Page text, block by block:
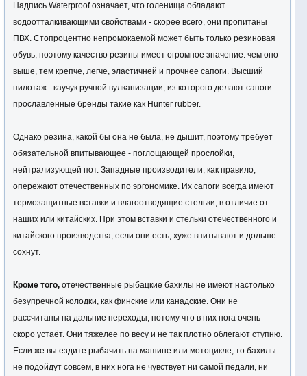
Надпись Waterproof означает, что голенища обладают
водоотталкивающими свойствами - скорее всего, они пропитаны
ПВХ. Стопроцентно непромокаемой может быть только резиновая
обувь, поэтому качество резины имеет огромное значение: чем оно
выше, тем крепче, легче, эластичней и прочнее сапоги. Высший
пилотаж - каучук ручной вулканизации, из которого делают сапоги
прославленные бренды такие как Hunter rubber.
Однако резина, какой бы она не была, не дышит, поэтому требует
обязательной впитывающее - поглощающей прослойки,
нейтрализующей пот. Западные производители, как правило,
опережают отечественных по эргономике. Их сапоги всегда имеют
термозащитные вставки и влагоотводящие стельки, в отличие от
наших или китайских. При этом вставки и стельки отечественного и
китайского производства, если они есть, хуже впитывают и дольше
сохнут.
Кроме того, отечественные рыбацкие бахилы не имеют настолько
безупречной колодки, как финские или канадские. Они не
рассчитаны на дальние переходы, потому что в них нога очень
скоро устаёт. Они тяжелее по весу и не так плотно облегают ступню.
Если же вы ездите рыбачить на машине или мотоцикле, то бахилы
не подойдут совсем, в них нога не чувствует ни самой педали, ни